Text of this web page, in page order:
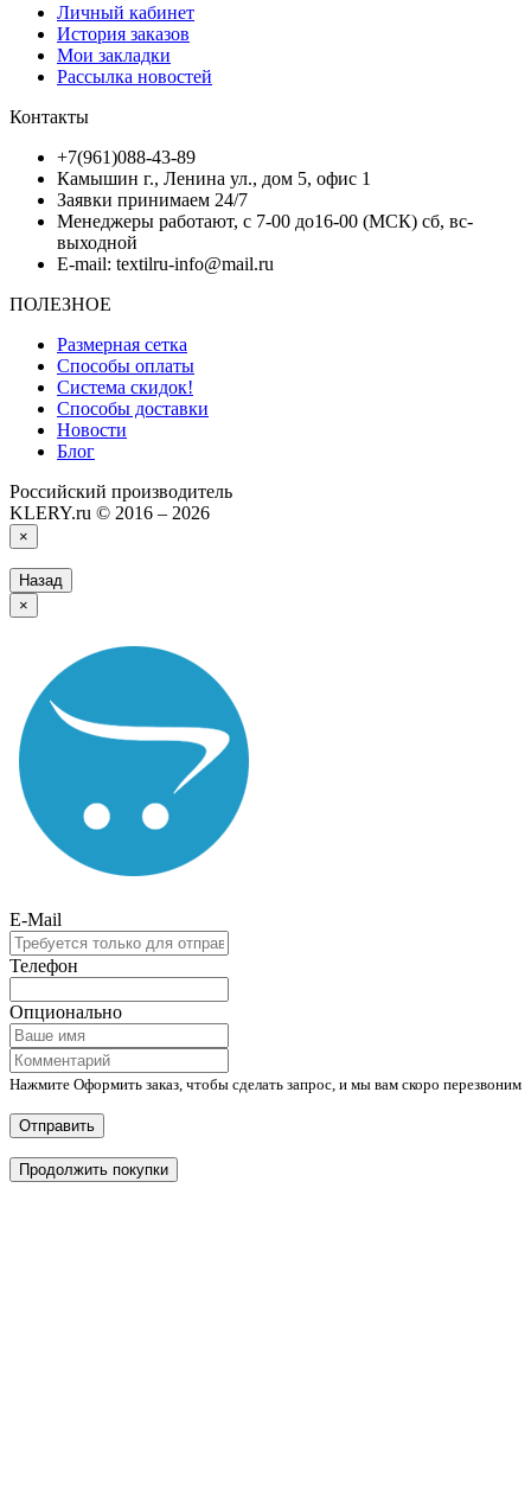
Личный кабинет
История заказов
Мои закладки
Рассылка новостей
Контакты
+7(961)088-43-89
Камышин г., Ленина ул., дом 5, офис 1
Заявки принимаем 24/7
Менеджеры работают, с 7-00 до16-00 (МСК) сб, вс-
выходной
E-mail: textilru-info@mail.ru
ПОЛЕЗНОЕ
Размерная сетка
Способы оплаты
Система скидок!
Способы доставки
Новости
Блог
Российский производитель
KLERY.ru © 2016 – 2026
×
Назад
×
E-Mail
Телефон
Опционально
Нажмите Оформить заказ, чтобы сделать запрос, и мы вам скоро перезвоним
Отправить
Продолжить покупки